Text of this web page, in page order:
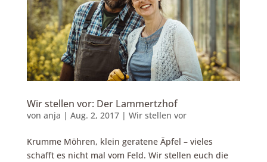
Wir stellen vor: Der Lammertzhof
von anja | Aug. 2, 2017| Wir stellen vor
Krumme Möhren, klein geratene Äpfel – vieles
schafft es nicht mal vom Feld. Wir stellen euch die